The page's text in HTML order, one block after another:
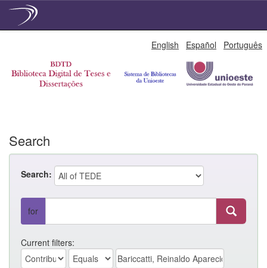
English Español Português
Search
Search:
for
Current filters: